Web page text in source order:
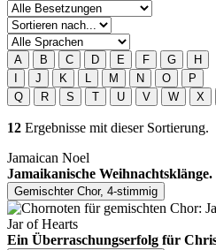
A B C D E F G
H
J K L M N O
P
Q
R S T U V W X
12 Ergebnisse mit dieser Sortierung.
Jamaican Noel
Jamaikanische Weihnachtsklänge.
Gemischter Chor, 4-stimmig
Jar of Hearts
Ein Überraschungserfolg für